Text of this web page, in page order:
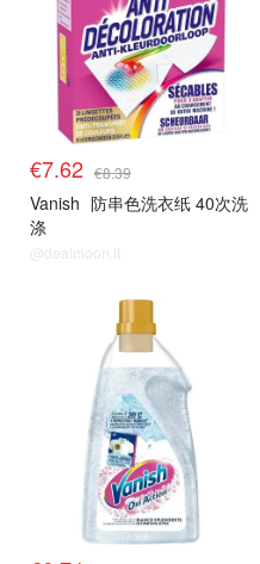
€7.62 €8.39
Vanish 防串色洗衣纸 40次洗
涤
@dealmoon.it